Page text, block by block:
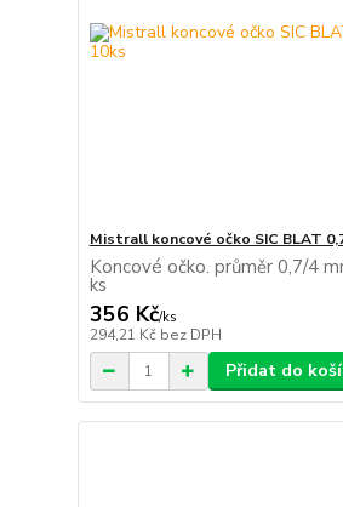
Mistrall koncové očko SIC BLAT
Koncové očko. průměr 0,7/4
ks
356 Kč/ks
294,21 Kč bez DPH
Přidat do